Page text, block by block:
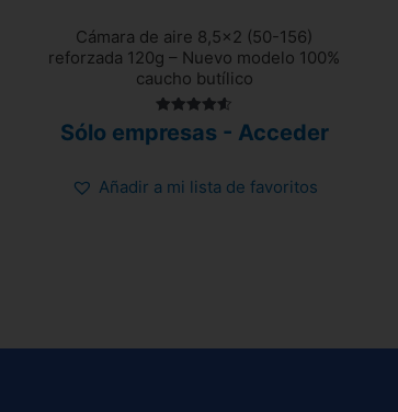
Cámara de aire 8,5×2 (50-156)
reforzada 120g – Nuevo modelo 100%
caucho butílico
con
Sólo empresas - Acceder
Añadir a mi lista de favoritos